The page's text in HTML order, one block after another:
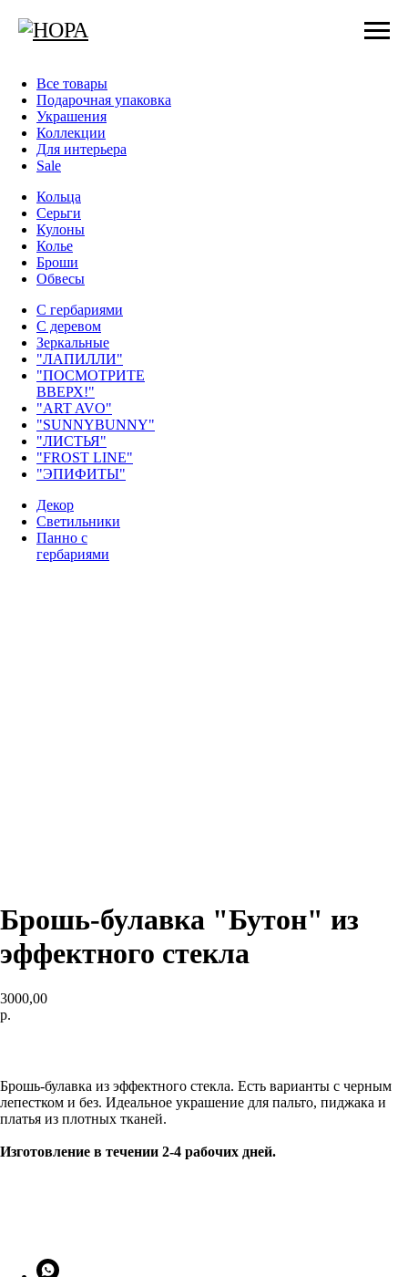
Все товары
Подарочная упаковка
Украшения
Коллекции
Для интерьера
Sale
Кольца
Серьги
Кулоны
Колье
Броши
Обвесы
С гербариями
С деревом
Зеркальные
"ЛАПИЛЛИ"
"ПОСМОТРИТЕ
ВВЕРХ!"
"ART AVO"
"SUNNYBUNNY"
"ЛИСТЬЯ"
"FROST LINE"
"ЭПИФИТЫ"
Декор
Светильники
Панно с
гербариями
Брошь-булавка "Бутон" из
эффектного стекла
3000,00
р.
Брошь-булавка из эффектного стекла. Есть варианты с черным
лепестком и без. Идеальное украшение для пальто, пиджака и
платья из плотных тканей.
Изготовление в течении 2-4 рабочих дней.